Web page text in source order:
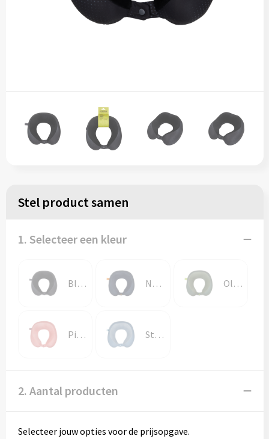
Stel product samen
1. Selecteer een kleur
Black/Grey Navy/Orange Olive/Lime
Pink/Mauve Stone Blue/Blue
2. Aantal producten
Selecteer jouw opties voor de prijsopgave.